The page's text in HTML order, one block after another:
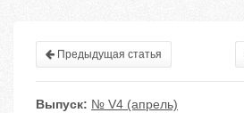
Предыдущая статья
Выпуск: № V4 (апрель)